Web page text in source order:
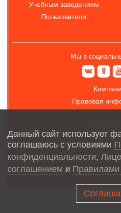
Учебным заведениям
Пользователи
Мы в
Правовая
Обратная
Карта
Данный сайт использует
соглашаюсь с условиями
конфиденциальности,
соглашением и Правилами